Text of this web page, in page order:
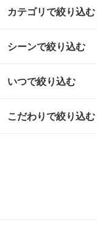
カテゴリで絞り込む
シーンで絞り込む
いつで絞り込む
こだわりで絞り込む